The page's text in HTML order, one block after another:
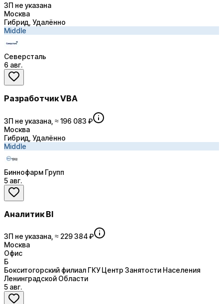
ЗП не указана
Москва
Гибрид, Удалённо
Middle
Северсталь
6 авг.
Разработчик VBA
ЗП не указана, ≈ 196 083 ₽
Москва
Гибрид, Удалённо
Middle
Биннофарм Групп
5 авг.
Аналитик BI
ЗП не указана, ≈ 229 384 ₽
Москва
Офис
Б
Бокситогорский филиал ГКУ Центр Занятости Населения
Ленинградской Области
5 авг.